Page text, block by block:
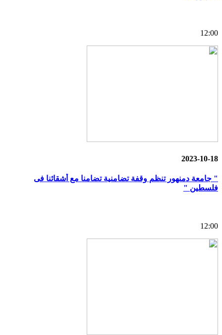
12:00
2023-10-18
" جامعة دمنهور تنظم وقفة تضامنية تضامنا مع أشقائنا فى
فلسطين "
12:00